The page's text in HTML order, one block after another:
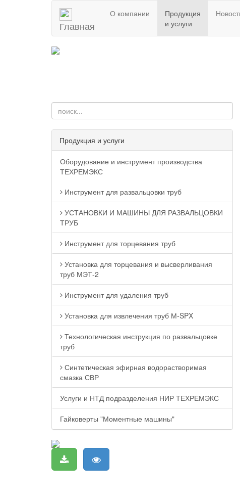
Главная
О компании
Продукция
и услуги
Продукция и услуги
Оборудование и инструмент производства
ТЕХРЕМЭКС
Инструмент для развальцовки труб
УСТАНОВКИ И МАШИНЫ ДЛЯ РАЗВАЛЬЦОВКИ
ТРУБ
Инструмент для торцевания труб
Установка для торцевания и высверливания
труб МЭТ-2
Инструмент для удаления труб
Установка для извлечения труб М-SPX
Технологическая инструкция по развальцовке
труб
Синтетическая эфирная водорастворимая
смазка СВР
Услуги и НТД подразделения НИР ТЕХРЕМЭКС
Гайковерты "Моментные машины"